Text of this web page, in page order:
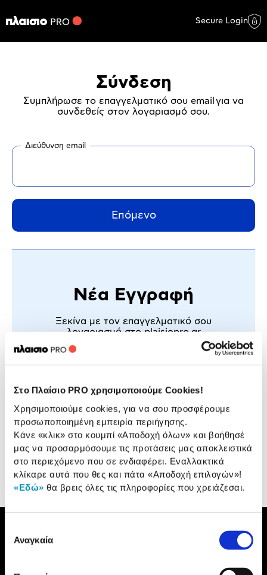
Στο Πλαίσιο PRO χρησιμοποιούμε Cookies!
Χρησιμοποιούμε cookies, για να σου προσφέρουμε
προσωποποιημένη εμπειρία περιήγησης.
Κάνε «κλικ» στο κουμπί «Αποδοχή όλων» και βοήθησέ
μας να προσαρμόσουμε τις προτάσεις μας αποκλειστικά
στο περιεχόμενο που σε ενδιαφέρει. Εναλλακτικά
κλίκαρε αυτά που θες και πάτα «Αποδοχή επιλογών»!
«Εδώ» θα βρεις όλες τις πληροφορίες που χρειάζεσαι.
συγκατάθεσης
Αναγκαία
Secure Login
Σύνδεση
Συμπλήρωσε το επαγγελματικό σου email για να
συνδεθείς στον λογαριασμό σου.
Διεύθυνση email
Επόμενο
Νέα Εγγραφή
Ξεκίνα με τον επαγγελματικό σου
λογαριασμό στοplaisiopro.gr
σε κάθε αγορά & ευέλικτοι τρόποι
των προμηθειών σου
για να καλύπτεις κάθε σου ανάγκη
Δημιουργία λογαριασμού